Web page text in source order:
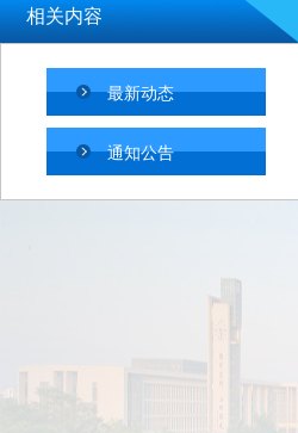
相关内容
最新动态
通知公告